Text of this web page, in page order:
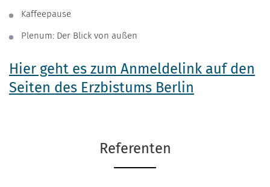
Kaffeepause
Plenum: Der Blick von außen
Hier geht es zum Anmeldelink auf den
Seiten des Erzbistums Berlin
Referenten